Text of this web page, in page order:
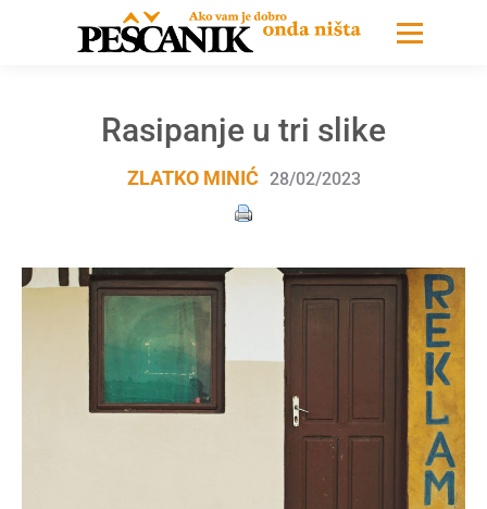
Rasipanje u tri slike
ZLATKO MINIĆ 28/02/2023